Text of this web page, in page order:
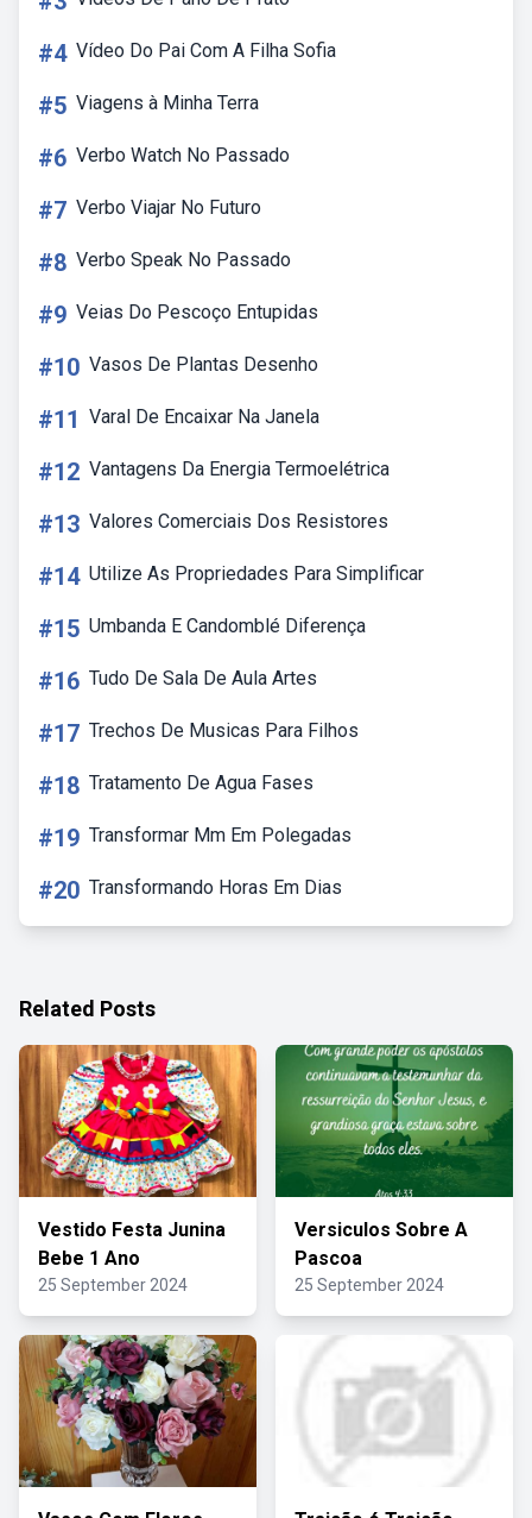
#4 Vídeo Do Pai Com A Filha Sofia
#5 Viagens à Minha Terra
#6 Verbo Watch No Passado
#7 Verbo Viajar No Futuro
#8 Verbo Speak No Passado
#9 Veias Do Pescoço Entupidas
#10 Vasos De Plantas Desenho
#11 Varal De Encaixar Na Janela
#12 Vantagens Da Energia Termoelétrica
#13 Valores Comerciais Dos Resistores
#14 Utilize As Propriedades Para Simplificar
#15 Umbanda E Candomblé Diferença
#16 Tudo De Sala De Aula Artes
#17 Trechos De Musicas Para Filhos
#18 Tratamento De Agua Fases
#19 Transformar Mm Em Polegadas
#20 Transformando Horas Em Dias
Related Posts
Vestido Festa Junina
Bebe 1 Ano
25 September 2024
Versiculos Sobre A
Pascoa
25 September 2024